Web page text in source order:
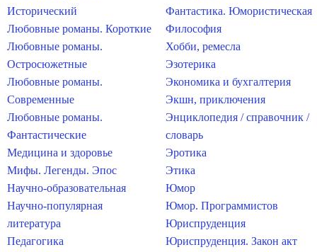
Исторический
Любовные романы. Короткие
Любовные романы.
Остросюжетные
Любовные романы.
Современные
Любовные романы.
Фантастические
Медицина и здоровье
Мифы. Легенды. Эпос
Научно-образовательная
Научно-популярная
литература
Педагогика
Фантастика. Юмористическая
Философия
Хобби, ремесла
Эзотерика
Экономика и бухгалтерия
Экшн, приключения
Энциклопедия / справочник /
словарь
Эротика
Этика
Юмор
Юмор. Программистов
Юриспруденция
Юриспруденция. Закон акт